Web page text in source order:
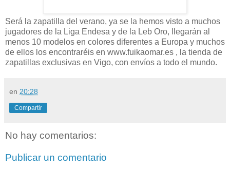
Será la zapatilla del verano, ya se la hemos visto a muchos
jugadores de la Liga Endesa y de la Leb Oro, llegarán al
menos 10 modelos en colores diferentes a Europa y muchos
de ellos los encontraréis en www.fuikaomar.es , la tienda de
zapatillas exclusivas en Vigo, con envíos a todo el mundo.
en 20:28
Compartir
No hay comentarios:
Publicar un comentario